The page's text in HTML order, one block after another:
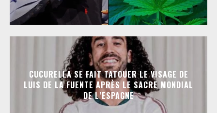
CUCURELLA SE FAIT TATOUER LE VISAGE DE
LUIS DE LA FUENTE APRÈS LE SACRE MONDIAL
DE L’ESPAGNE